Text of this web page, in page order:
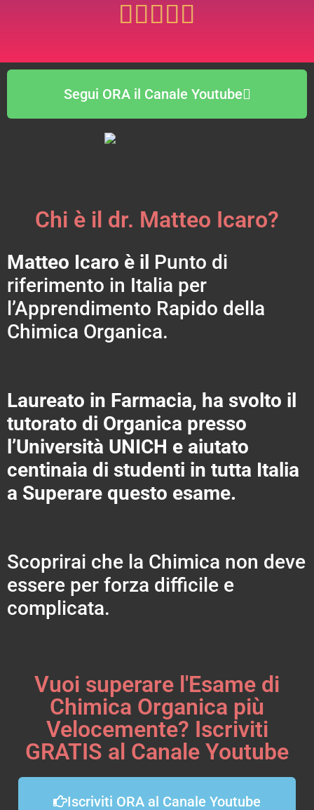
    
Segui ORA il Canale Youtube
Chi è il dr. Matteo Icaro?
Matteo Icaro è il Punto di
riferimento in Italia per
l’Apprendimento Rapido della
Chimica Organica.
Laureato in Farmacia, ha svolto il
tutorato di Organica presso
l’Università UNICH e aiutato
centinaia di studenti in tutta Italia
a Superare questo esame.
Scoprirai che la Chimica non deve
essere per forza difficile e
complicata.
Vuoi superare l'Esame di
Chimica Organica più
Velocemente? Iscriviti
GRATIS al Canale Youtube
Iscriviti ORA al Canale Youtube